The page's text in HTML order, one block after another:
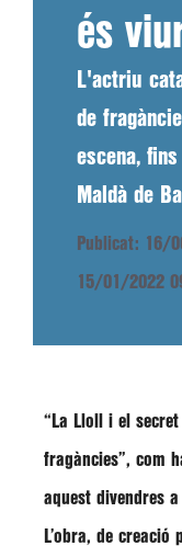
és
L'actriu
de
escena,
Maldà de
Publicat: 16/
15/01/2022
“La Lloll i el
fragàncies”, com
aquest divendres
L’obra, de